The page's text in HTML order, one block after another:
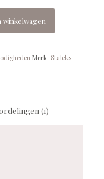
winkelwagen
Merk: Staleks
(1)